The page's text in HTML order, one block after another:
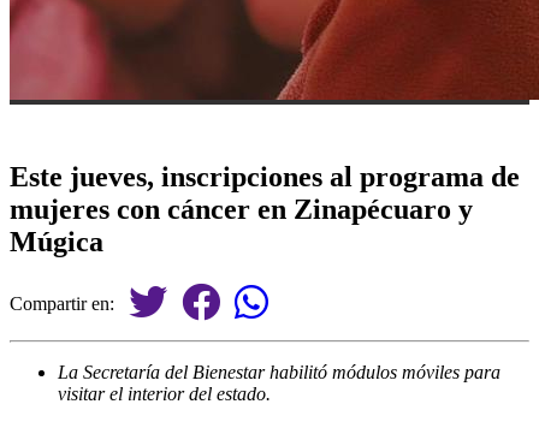
Este jueves, inscripciones al programa de
mujeres con cáncer en Zinapécuaro y
Múgica
Compartir en:
La Secretaría del Bienestar habilitó módulos móviles para
visitar el interior del estado.